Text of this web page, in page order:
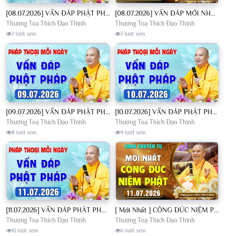
[08.07.2026] VẤN ĐÁP PHẬT PHÁP - Nghe Thầy giảng Pháp mỗi ngày CÔNG ĐỨC VÔ LƯỢNG│TT. Thích Đạo Thịnh
Thượng Toạ Thích Đạo Thịnh
7 lượt xem
[08.07.2026] VẤN ĐÁP MỚI NHẤT - Pháp Hội Địa Tạng Chùa Khai Nguyên | TT. Thích Đạo Thịnh
Thượng Toạ Thích Đạo Thịnh
7 lượt xem
[09.07.2026] VẤN ĐÁP PHẬT PHÁP - Nghe Thầy giảng Pháp mỗi ngày CÔNG ĐỨC VÔ LƯỢNG│TT. Thích Đạo Thịnh
Thượng Toạ Thích Đạo Thịnh
8 lượt xem
[10.07.2026] VẤN ĐÁP PHẬT PHÁP - Nghe Thầy giảng Pháp mỗi ngày CÔNG ĐỨC VÔ LƯỢNG│TT. Thích Đạo Thịnh
Thượng Toạ Thích Đạo Thịnh
9 lượt xem
[11.07.2026] VẤN ĐÁP PHẬT PHÁP - Nghe Thầy giảng Pháp mỗi ngày CÔNG ĐỨC VÔ LƯỢNG│TT. Thích Đạo Thịnh
Thượng Toạ Thích Đạo Thịnh
10 lượt xem
[ Mới Nhất ] CÔNG ĐỨC NIỆM PHẬT - Khoá Chuyên Tu Chùa Khai Nguyên 11/07/2026 | TT. Thích Đạo Thịnh
Thượng Toạ Thích Đạo Thịnh
6 lượt xem